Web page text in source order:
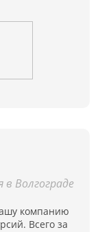
в Волгограде
компанию
Всего за